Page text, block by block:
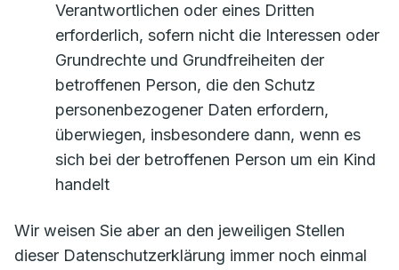
Verantwortlichen oder eines Dritten
erforderlich, sofern nicht die Interessen oder
Grundrechte und Grundfreiheiten der
betroffenen Person, die den Schutz
personenbezogener Daten erfordern,
überwiegen, insbesondere dann, wenn es
sich bei der betroffenen Person um ein Kind
handelt
Wir weisen Sie aber an den jeweiligen Stellen
dieser Datenschutzerklärung immer noch einmal